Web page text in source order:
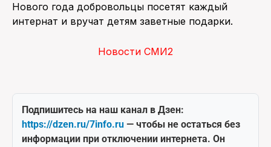
Нового года добровольцы посетят каждый
интернат и вручат детям заветные подарки.
Новости СМИ2
Подпишитесь на наш канал в Дзен:
https://dzen.ru/7info.ru — чтобы не остаться без
информации при отключении интернета. Он